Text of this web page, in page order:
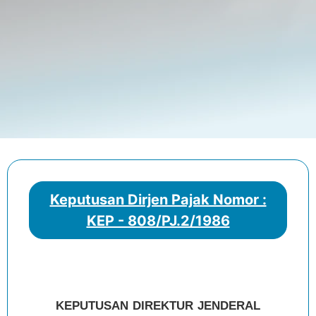
Keputusan Dirjen Pajak Nomor :
KEP - 808/PJ.2/1986
KEPUTUSAN DIREKTUR JENDERAL